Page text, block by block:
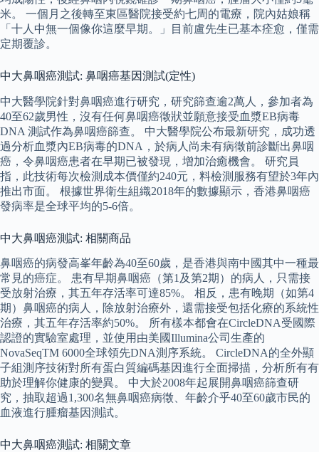
米。 一個月之後轉至東區醫院接受約七周的電療，院內姑娘稱
「十人中無一個像你這麼早期。」目前盧先生已基本痊愈，僅需
定期覆診。
中大鼻咽癌測試: 鼻咽癌基因測試(定性)
中大醫學院針對鼻咽癌進行研究，研究篩查逾2萬人，參加者為
40至62歲男性，沒有任何鼻咽癌徵狀並願意接受血漿EB病毒
DNA 測試作為鼻咽癌篩查。 中大醫學院公布最新研究，成功透
過分析血漿內EB病毒的DNA，於病人尚未有病徵前診斷出鼻咽
癌，令鼻咽癌患者在早期已被發現，增加治癒機會。 研究員
指，此技術每次檢測成本價僅約240元，料檢測服務有望於3年內
推出市面。 根據世界衛生組織2018年的數據顯示，香港鼻咽癌
發病率是全球平均的5-6倍。
中大鼻咽癌測試: 相關商品
鼻咽癌的病發高峯年齡為40至60歲，是香港與南中國其中一種最
常見的癌症。 患有早期鼻咽癌（第1及第2期）的病人，只需接
受放射治療，其五年存活率可達85%。 相反，患有晚期（如第4
期）鼻咽癌的病人，除放射治療外，還需接受包括化療的系統性
治療，其五年存活率約50%。 所有樣本都會在CircleDNA受國際
認證的實驗室處理，並使用由美國Illumina公司生產的
NovaSeqTM 6000全球領先DNA測序系統。 CircleDNA的全外顯
子組測序技術對所有蛋白質編碼基因進行全面掃描，分析所有有
助於理解你健康的變異。 中大於2008年起展開鼻咽癌篩查研
究，抽取超過1,300名無鼻咽癌病徵、年齡介乎40至60歲市民的
血液進行腫瘤基因測試。
中大鼻咽癌測試: 相關文章